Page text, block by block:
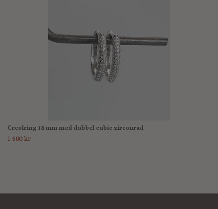
Creolring 18 mm med dubbel cubic zirconrad
1 600 kr